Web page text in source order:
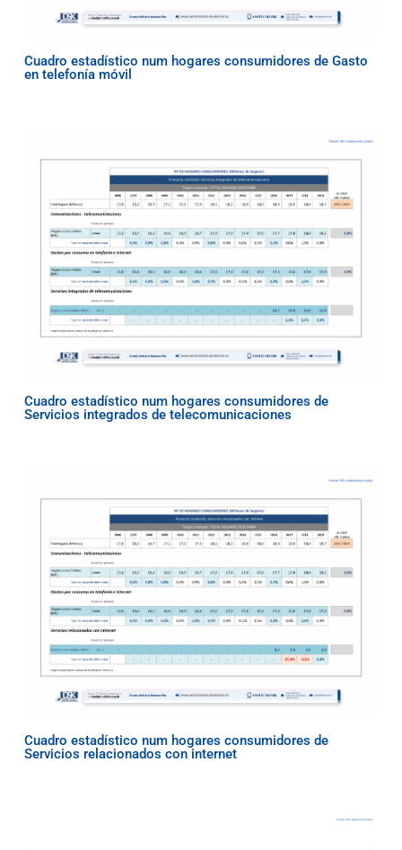
Cuadro estadístico num hogares consumidores de Gasto
en telefonía móvil
Cuadro estadístico num hogares consumidores de
Servicios integrados de telecomunicaciones
Cuadro estadístico num hogares consumidores de
Servicios relacionados con internet